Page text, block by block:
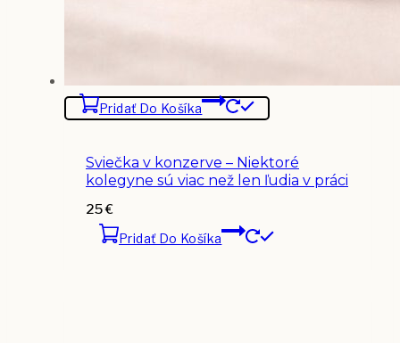
Pridať Do Košíka
Sviečka v konzerve – Niektoré
kolegyne sú viac než len ľudia v práci
25€
Pridať Do Košíka